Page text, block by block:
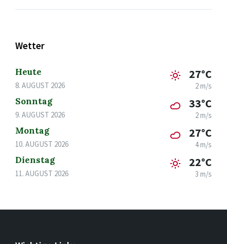
Wetter
Heute
8. AUGUST 2026
27°C
2 m/s
Sonntag
9. AUGUST 2026
33°C
2 m/s
Montag
10. AUGUST 2026
27°C
4 m/s
Dienstag
11. AUGUST 2026
22°C
3 m/s